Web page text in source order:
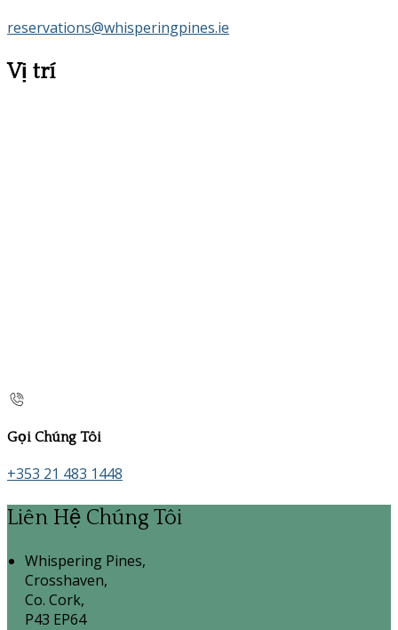
reservations@whisperingpines.ie
Vị trí
Gọi Chúng Tôi
+353 21 483 1448
Liên Hệ Chúng Tôi
Whispering Pines,
Crosshaven,
Co. Cork,
P43 EP64